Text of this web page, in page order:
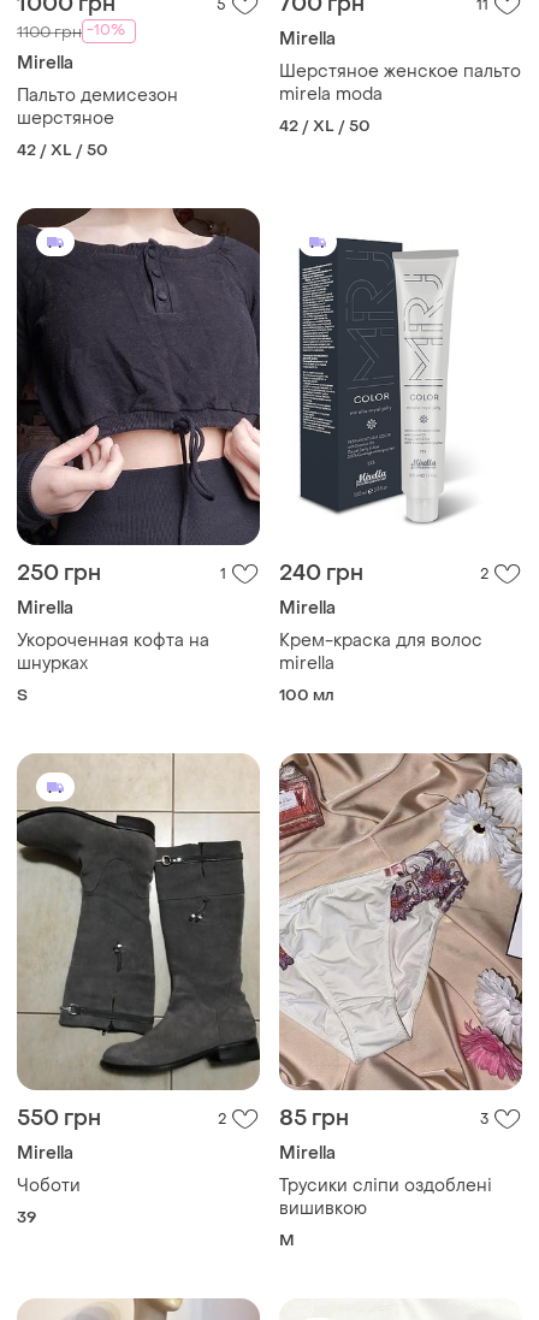
5
1100 грн -10%
Mirella
Пальто демисезон
шерстяное
42 / XL / 50
11
Mirella
Шерстяное женское пальто
mirela moda
42 / XL / 50
250 грн 1
Mirella
Укороченная кофта на
шнурках
S
240 грн 2
Mirella
Крем-краска для волос
mirella
100 мл
550 грн 2
Mirella
Чоботи
39
85 грн 3
Mirella
Трусики сліпи оздоблені
вишивкою
M